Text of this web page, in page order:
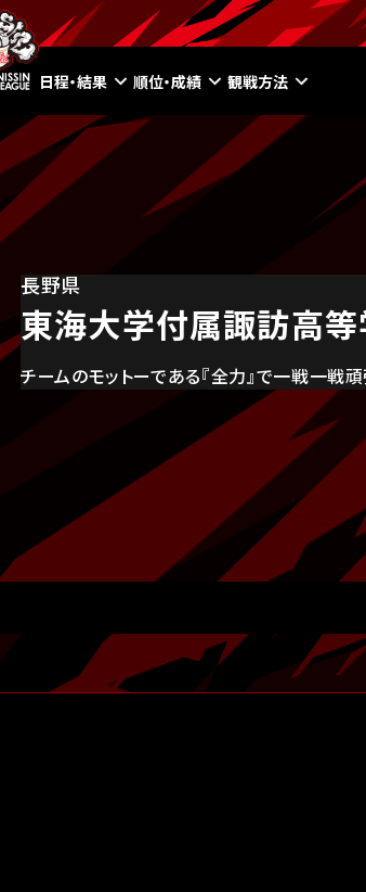
日程・結果 順位・成績 観戦方法
長野県
東海大学付属諏訪高
チームのモットーである『全力』で一戦一戦頑